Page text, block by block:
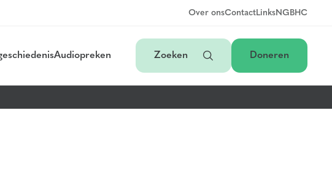
Over onsContactLinksNGBHC
Audiopreken Zoeken Doneren